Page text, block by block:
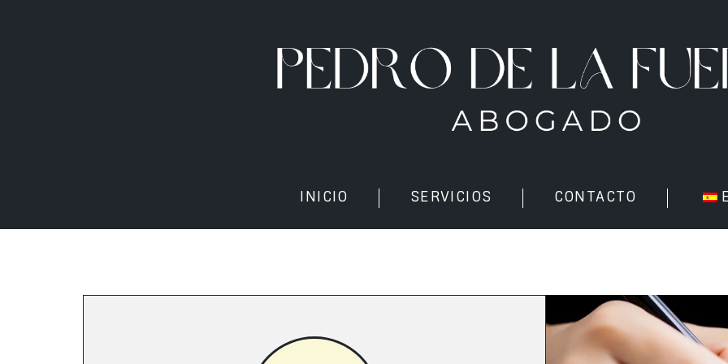
INICIO SERVICIOS CONTACTO